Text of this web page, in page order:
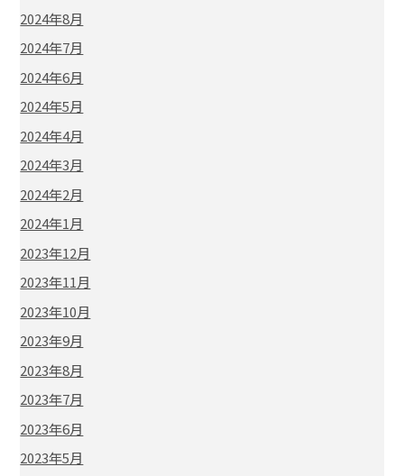
2024年8月
2024年7月
2024年6月
2024年5月
2024年4月
2024年3月
2024年2月
2024年1月
2023年12月
2023年11月
2023年10月
2023年9月
2023年8月
2023年7月
2023年6月
2023年5月